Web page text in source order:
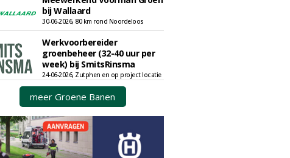
bij Wallaard
30-06-2026, 80 km rond Noordeloos
Werkvoorbereider
groenbeheer (32-40 uur per
week) bij SmitsRinsma
24-06-2026, Zutphen en op project locatie
meer Groene Banen